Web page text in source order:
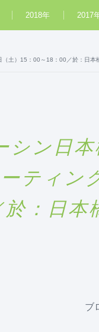
2018年 2017
土）15：00～18：00／於：日本
ン日
ティン
：日本
ブ